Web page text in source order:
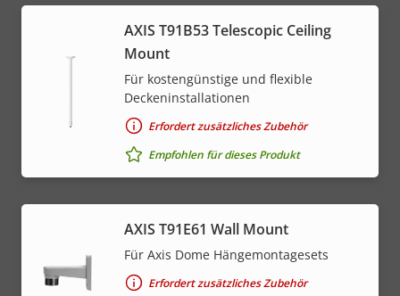
AXIS T91B53 Telescopic Ceiling
Mount
Für kostengünstige und flexible
Deckeninstallationen
Erfordert zusätzliches Zubehör
Empfohlen für dieses Produkt
AXIS T91E61 Wall Mount
Für Axis Dome Hängemontagesets
Erfordert zusätzliches Zubehör